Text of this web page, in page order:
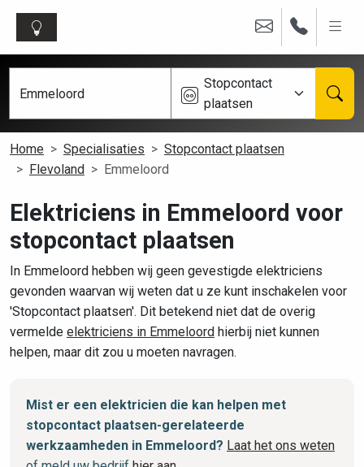
Stopcontact
plaatsen
Home Specialisaties
Stopcontact plaatsen
Flevoland
Emmeloord
Elektriciens in Emmeloord voor
stopcontact plaatsen
In Emmeloord hebben wij geen gevestigde elektriciens
gevonden waarvan wij weten dat u ze kunt inschakelen voor
'Stopcontact plaatsen'. Dit betekend niet dat de overig
vermelde elektriciens in Emmeloord hierbij niet kunnen
helpen, maar dit zou u moeten navragen.
Mist er een elektricien die kan helpen met
stopcontact plaatsen-gerelateerde
werkzaamheden in Emmeloord? Laat het ons weten